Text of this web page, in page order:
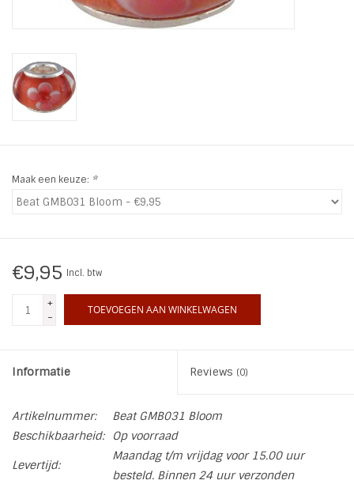
Charmin*s
Ohlala Jewels
INSPIRATIE
Maak een keuze: *
€9,95 Incl. btw
+
-
TOEVOEGEN AAN WINKELWAGEN
Informatie Reviews (0)
Artikelnummer:
Beat GMB031 Bloom
Beschikbaarheid:
Op voorraad
Levertijd:
Maandag t/m vrijdag voor 15.00 uur
besteld. Binnen 24 uur verzonden